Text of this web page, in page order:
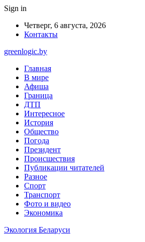
Sign in
Четверг, 6 августа, 2026
Контакты
greenlogic.by
Главная
В мире
Афиша
Граница
ДТП
Интересное
История
Общество
Погода
Президент
Происшествия
Публикации читателей
Разное
Спорт
Транспорт
Фото и видео
Экономика
Экология Беларуси